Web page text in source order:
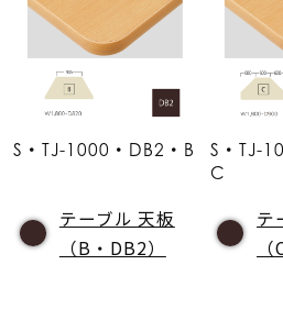
S・TJ-1000・DB2・B
テーブル 天板
（B・DB2）
S・TJ-
C
テ